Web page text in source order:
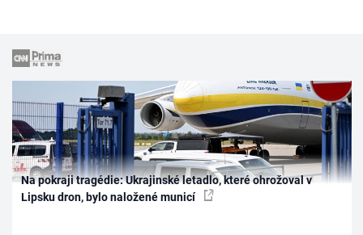
Na pokraji tragédie: Ukrajinské letadlo, které ohrožoval v
Lipsku dron, bylo naložené municí